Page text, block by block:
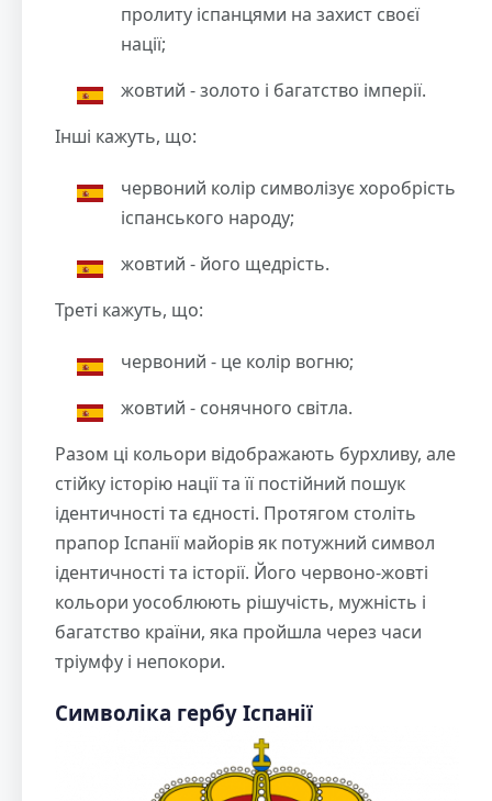
пролиту іспанцями на захист своєї
нації;
жовтий - золото і багатство імперії.
Інші кажуть, що:
червоний колір символізує хоробрість
іспанського народу;
жовтий - його щедрість.
Треті кажуть, що:
червоний - це колір вогню;
жовтий - сонячного світла.
Разом ці кольори відображають бурхливу, але
стійку історію нації та її постійний пошук
ідентичності та єдності. Протягом століть
прапор Іспанії майорів як потужний символ
ідентичності та історії. Його червоно-жовті
кольори уособлюють рішучість, мужність і
багатство країни, яка пройшла через часи
тріумфу і непокори.
Символіка гербу Іспанії